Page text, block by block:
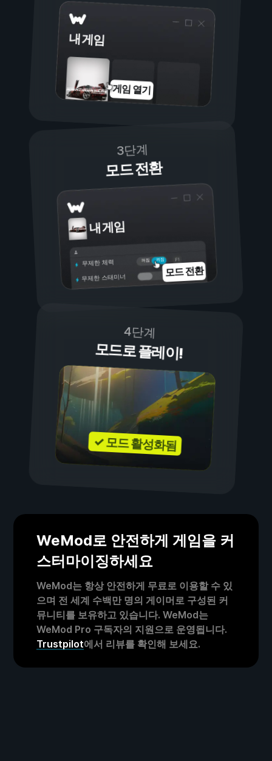
내 게임
게임 열기
3단계
모드 전환
내 게임
켜짐
꺼짐
무제한 체력
무제한 스태미너 모드 전환
4단계
모드로 플레이!
✓ 모드 활성화됨
WeMod로 안전하게 게임을 커
스터마이징하세요
WeMod는 항상 안전하게 무료로 이용할 수 있
으며 전 세계 수백만 명의 게이머로 구성된 커
뮤니티를 보유하고 있습니다. WeMod는
WeMod Pro 구독자의 지원으로 운영됩니다.
Trustpilot에서 리뷰를 확인해 보세요.